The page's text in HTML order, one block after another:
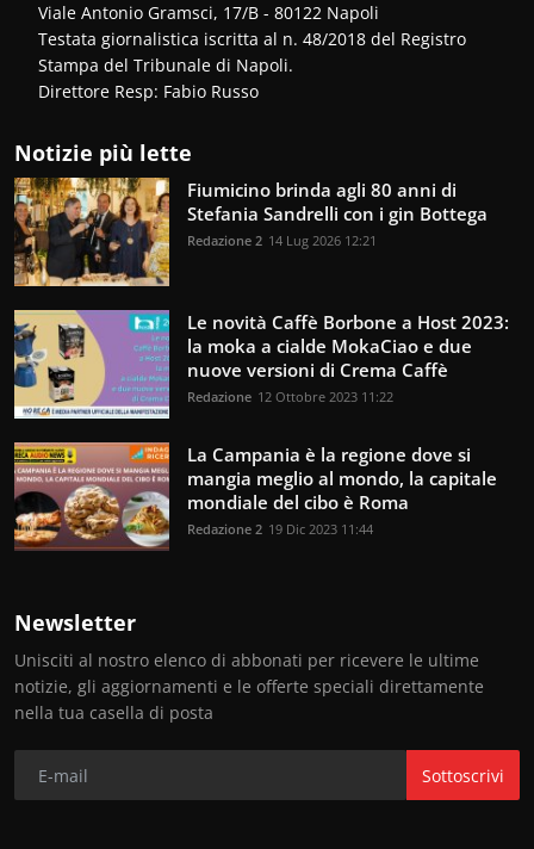
Viale Antonio Gramsci, 17/B - 80122 Napoli
Testata giornalistica iscritta al n. 48/2018 del Registro
Stampa del Tribunale di Napoli.
Direttore Resp: Fabio Russo
Notizie più lette
Fiumicino brinda agli 80 anni di
Stefania Sandrelli con i gin Bottega
Redazione 2 14 Lug 2026 12:21
Le novità Caffè Borbone a Host 2023:
la moka a cialde MokaCiao e due
nuove versioni di Crema Caffè
Redazione 12 Ottobre 2023 11:22
La Campania è la regione dove si
mangia meglio al mondo, la capitale
mondiale del cibo è Roma
Redazione 2 19 Dic 2023 11:44
Newsletter
Unisciti al nostro elenco di abbonati per ricevere le ultime
notizie, gli aggiornamenti e le offerte speciali direttamente
nella tua casella di posta
Sottoscrivi